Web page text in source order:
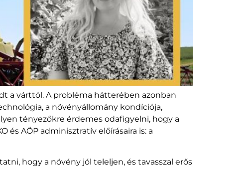
a várttól. A probléma hátterében azonban
a növényállomány kondíciója,
tényezőkre érdemes odafigyelni, hogy a
AÖP adminisztratív előírásaira is: a
hogy a növény jól teleljen, és tavasszal erős